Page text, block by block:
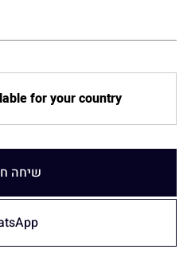
for your country
שיחה